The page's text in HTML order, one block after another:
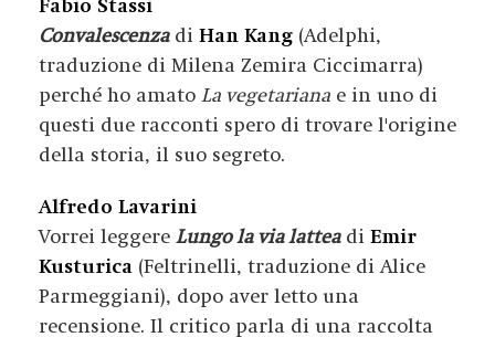
Fabio Stassi
Convalescenzadi Han Kang (Adelphi,
traduzione di Milena Zemira Ciccimarra)
perché ho amato La vegetariana e in uno di
questi due racconti spero di trovare l'origine
della storia, il suo segreto.
Alfredo Lavarini
Vorrei leggere Lungo la via latteadi Emir
Kusturica (Feltrinelli, traduzione di Alice
Parmeggiani), dopo aver letto una
recensione. Il critico parla di una raccolta